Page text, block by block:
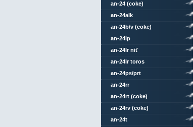
an-24 (coke)
an-24alk
an-24b/v (coke)
an-24lp
an-24lr niť
an-24lr toros
an-24ps/prt
an-24rr
an-24rt (coke)
an-24rv (coke)
an-24t